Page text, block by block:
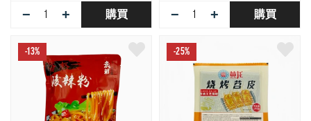
− + 購買 − + 購買
-13% -25%